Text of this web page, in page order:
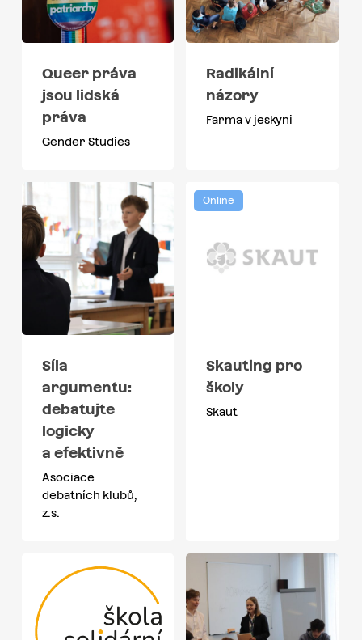
Queer práva
jsou lidská
práva
Gender Studies
Radikální
názory
Farma v jeskyni
Síla
argumentu:
debatujte
logicky
a efektivně
Asociace
debatních klubů,
z.s.
Online
Skauting pro
školy
Skaut